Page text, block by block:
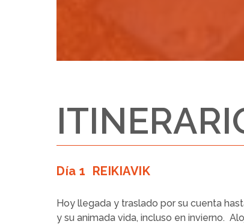
Día 1 REIKIAVIK
Hoy llegada y traslado por su cuenta
y su animada vida, incluso en invierno.